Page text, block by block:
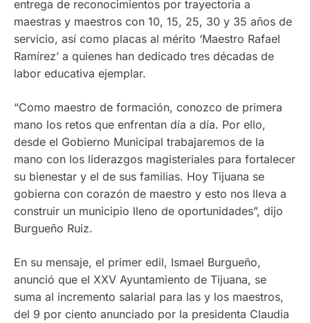
entrega de reconocimientos por trayectoria a
maestras y maestros con 10, 15, 25, 30 y 35 años de
servicio, así como placas al mérito ‘Maestro Rafael
Ramírez’ a quienes han dedicado tres décadas de
labor educativa ejemplar.
“Como maestro de formación, conozco de primera
mano los retos que enfrentan día a día. Por ello,
desde el Gobierno Municipal trabajaremos de la
mano con los liderazgos magisteriales para fortalecer
su bienestar y el de sus familias. Hoy Tijuana se
gobierna con corazón de maestro y esto nos lleva a
construir un municipio lleno de oportunidades”, dijo
Burgueño Ruiz.
En su mensaje, el primer edil, Ismael Burgueño,
anunció que el XXV Ayuntamiento de Tijuana, se
suma al incremento salarial para las y los maestros,
del 9 por ciento anunciado por la presidenta Claudia